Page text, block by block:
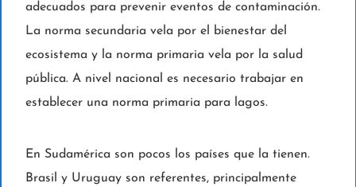
adecuados para prevenir eventos de contaminación.
La norma secundaria vela por el bienestar del
ecosistema y la norma primaria vela por la salud
pública. A nivel nacional es necesario trabajar en
establecer una norma primaria para lagos.
En Sudamérica son pocos los países que la tienen.
Brasil y Uruguay son referentes, principalmente